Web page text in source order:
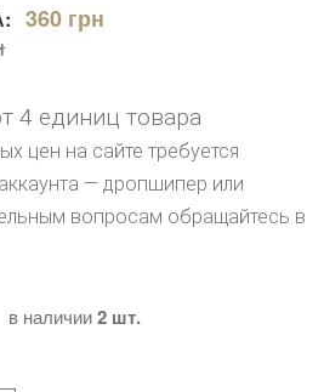
360 грн
4 единиц товара
цен на сайте требуется
— дропшипер или
вопросам обращайтесь в
в наличии2 шт.